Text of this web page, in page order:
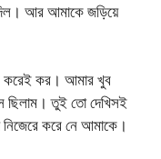
আর আমাকে জড়িয়ে
করেই কর। আমার খুব
ছিলাম। তুই তো দেখিসই
করে নে আমাকে।